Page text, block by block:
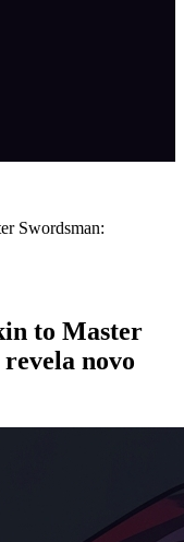
Swordsman:
to Master
novo